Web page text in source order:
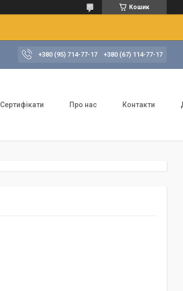
Кошик
+380 (95) 714-77-17 +380 (67) 114-77-17
Сертифікати Про нас Контакти